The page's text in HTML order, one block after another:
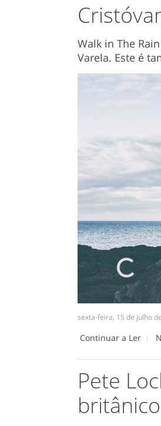
Walk in The
Varela. Este é
sexta-feira, 15 de julho
Continuar a Ler
Pete